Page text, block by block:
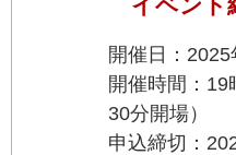
開催日：2025
開催時間：
30分開場）
申込締切：